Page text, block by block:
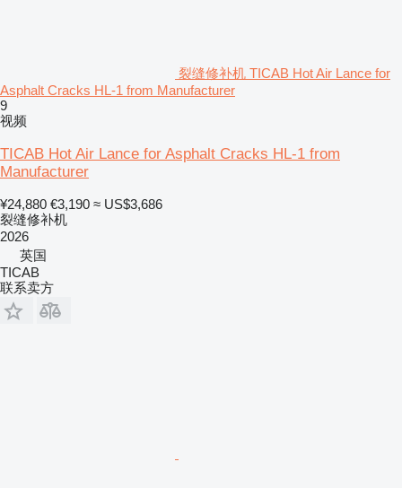
裂缝修补机 TICAB Hot Air Lance for
Asphalt Cracks HL-1 from Manufacturer
9
视频
TICAB Hot Air Lance for Asphalt Cracks HL-1 from
Manufacturer
¥24,880 €3,190 ≈ US$3,686
裂缝修补机
2026
英国
TICAB
联系卖方